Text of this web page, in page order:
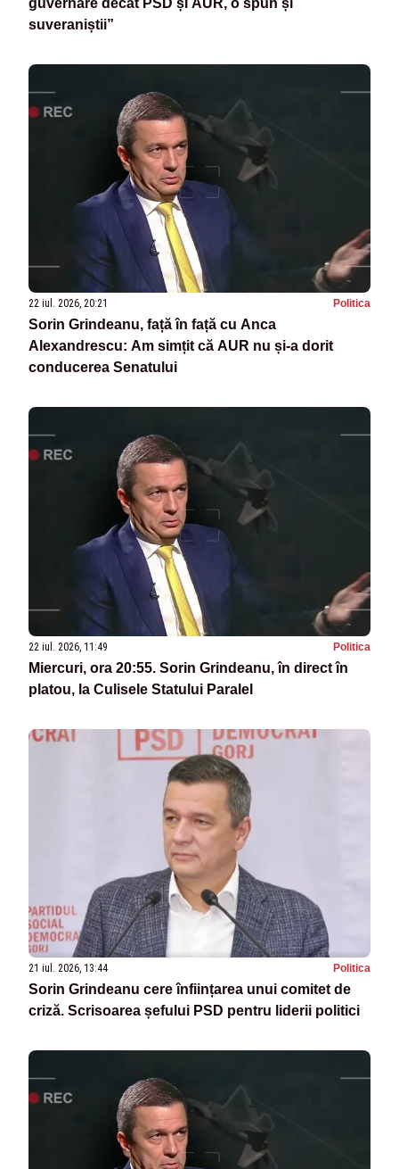
guvernare decât PSD și AUR, o spun și
suveraniștii”
22 iul. 2026, 20:21 Politica
Sorin Grindeanu, față în față cu Anca
Alexandrescu: Am simțit că AUR nu și-a dorit
conducerea Senatului
22 iul. 2026, 11:49 Politica
Miercuri, ora 20:55. Sorin Grindeanu, în direct în
platou, la Culisele Statului Paralel
21 iul. 2026, 13:44 Politica
Sorin Grindeanu cere înființarea unui comitet de
criză. Scrisoarea șefului PSD pentru liderii politici